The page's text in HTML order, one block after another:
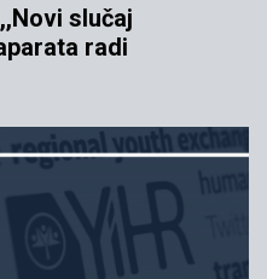
slučaj
radi